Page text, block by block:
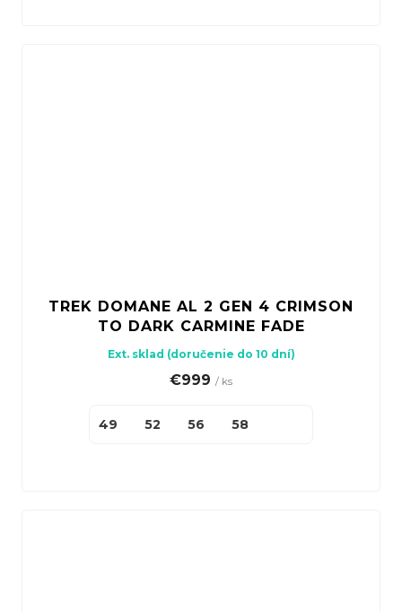
TREK DOMANE AL 2 GEN 4 CRIMSON
TO DARK CARMINE FADE
Ext. sklad (doručenie do 10 dní)
€999 / ks
49 52 56 58